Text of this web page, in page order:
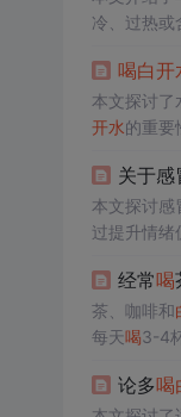
冷、过热或
喝白开
本文探讨了
开水的重要
关于感
本文探讨感
过提升情绪
经常喝
茶、咖啡和
每天喝3-4
论多喝